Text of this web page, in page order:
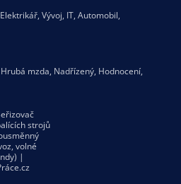
Elektrikář, Vývoj, IT, Automobil,
Hrubá mzda, Nadřízený, Hodnocení,